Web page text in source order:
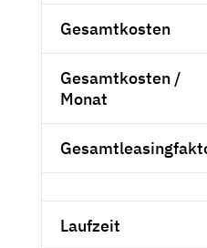
Gesamtkosten
Gesamtkosten /
Monat
Laufzeit